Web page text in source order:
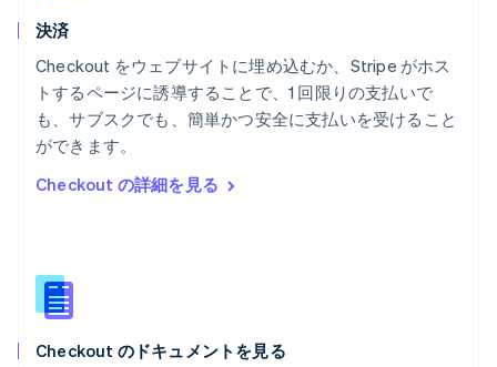
決済
Checkout をウェブサイトに埋め込むか、Stripe がホス
トするページに誘導することで、1 回限りの支払いで
も、サブスクでも、簡単かつ安全に支払いを受けること
ができます。
Checkout の詳細を見る
Checkout のドキュメントを見る
ベルギー
ポーランド
English
ポルトガル
Português
English
Español
ラトビア
リトアニア